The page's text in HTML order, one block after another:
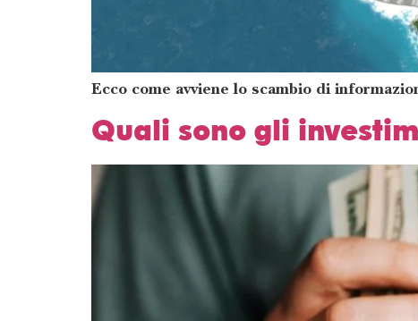
Ecco come avviene lo scambio di
Quali sono gli